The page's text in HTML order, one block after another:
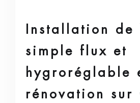
Installation de
simple flux et
hygroréglable
rénovation sur